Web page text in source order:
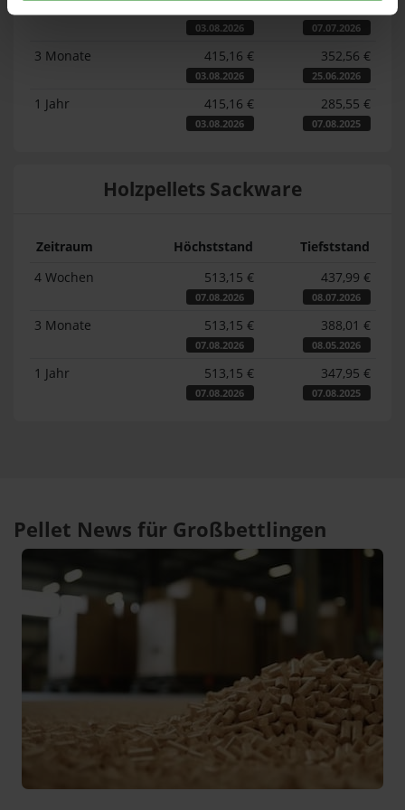
03.08.2026 07.07.2026
3 Monate 415,16 €
03.08.2026
352,56 €
25.06.2026
1 Jahr 415,16 €
03.08.2026
285,55 €
07.08.2025
Holzpellets Sackware
Zeitraum Höchststand
Tiefststand
4 Wochen
513,15 €
07.08.2026
437,99 €
08.07.2026
3 Monate 513,15 €
07.08.2026
388,01 €
08.05.2026
1 Jahr 513,15 €
07.08.2026
347,95 €
07.08.2025
Pellet News für Großbettlingen